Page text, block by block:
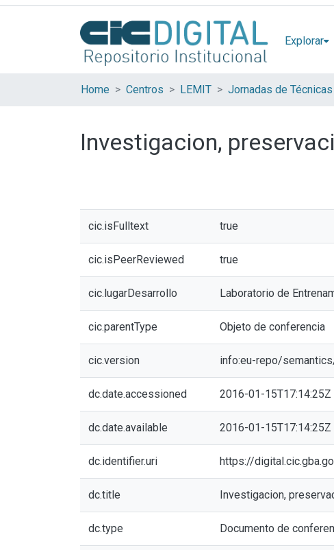
Explorar
Home Centros LEMIT
Investigacion,
cic.isFulltext true
cic.isPeerReviewed true
cic.lugarDesarrollo Laboratorio de
cic.parentType Objeto de conferencia
cic.version info:eu-repo/
dc.date.accessioned 2016-01-15T17:14:25Z
dc.date.available 2016-01-15T17:14:25Z
dc.identifier.uri https://
dc.title Investigacion,
dc.type Documento de